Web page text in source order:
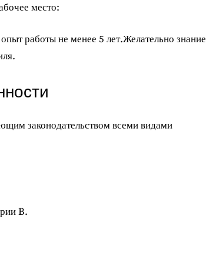
место:
работы не менее 5 лет.Желательно знание
законодательством всеми видами
B.